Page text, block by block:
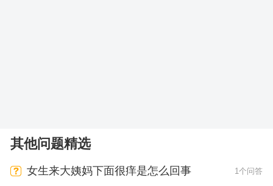
其他问题精选
女生来大姨妈下面很痒是怎么回事 1个问答